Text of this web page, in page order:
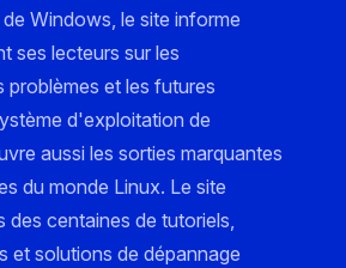
Windows, le site informe
ses lecteurs sur les
problèmes et les futures
d'exploitation de
aussi les sorties marquantes
du monde Linux. Le site
des centaines de tutoriels,
et solutions de dépannage